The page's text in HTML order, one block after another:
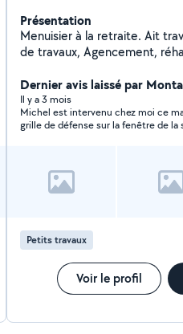
Présentation
Menuisier à la retraite. Ait
de travaux, Agencement,
bain, douche à l'italienne,
imitation carrelage. Parquet.
Menuiserie bois Alu et PVC Volets roulants. Pose portail
et motorisation. Stores bannes. Terrasses bois et
mal de domaines. Je peux
un paysagiste très
Dernier avis laissé par
Il y a 3 mois
Michel est intervenu chez moi ce
grille de défense sur la fenêtre de la
Petits travaux
Voir le profil